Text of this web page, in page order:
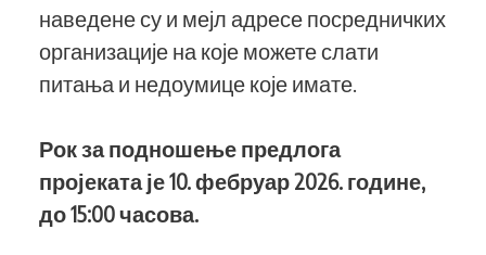
наведене су и мејл адресе посредничких
организације на које можете слати
питања и недоумице које имате.
Рок за подношење предлога
пројеката је 10. фебруар 2026. године,
до 15:00 часова.